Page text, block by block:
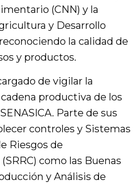
(CNN) y la
y Desarrollo
la calidad de
y productos.
de vigilar la
productiva de los
Parte de sus
controles y Sistemas
Riesgos de
como las Buenas
y Análisis de